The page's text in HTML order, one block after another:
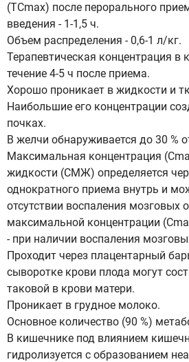
(ТСmах) после перорального
введения - 1-1,5 ч.
Объем распределения - 0,6-1 л/кг.
Терапевтическая концентрация в
течение 4-5 ч после приема.
Хорошо проникает в жидкости и
Наибольшие его концентрации
почках.
В желчи обнаруживается до 30 %
Максимальная концентрация
жидкости (СМЖ) определяется
однократного приема внутрь и
отсутствии воспаления мозговых
максимальной концентрации
- при наличии воспаления
Проходит через плацентарный
сыворотке крови плода могут
таковой в крови матери.
Проникает в грудное молоко.
Основное количество (90 %)
В кишечнике под влиянием
гидролизуется с образованием